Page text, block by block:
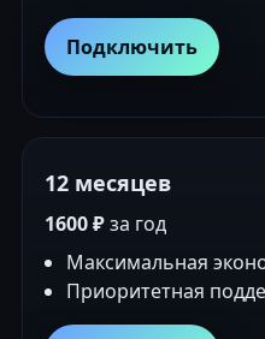
Подключить
12 месяцев
1600 ₽за год
Максимальная
Приоритетная